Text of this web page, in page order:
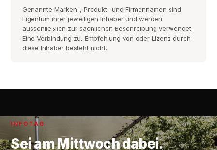
Genannte Marken-, Produkt- und Firmennamen sind
Eigentum ihrer jeweiligen Inhaber und werden
ausschließlich zur sachlichen Beschreibung verwendet.
Eine Verbindung zu, Empfehlung von oder Lizenz durch
diese Inhaber besteht nicht.
INFOTAG
Sei amMittwochdabei.